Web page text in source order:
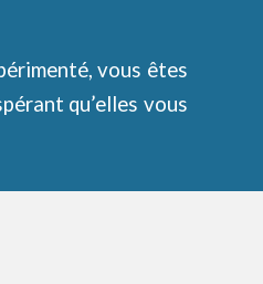
vous êtes
qu’elles vous